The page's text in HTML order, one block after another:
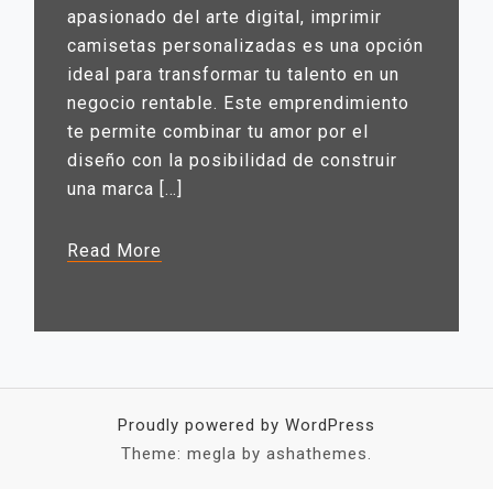
apasionado del arte digital, imprimir
camisetas personalizadas es una opción
ideal para transformar tu talento en un
negocio rentable. Este emprendimiento
te permite combinar tu amor por el
diseño con la posibilidad de construir
una marca […]
Read More
Proudly powered by WordPress
Theme: megla by ashathemes.